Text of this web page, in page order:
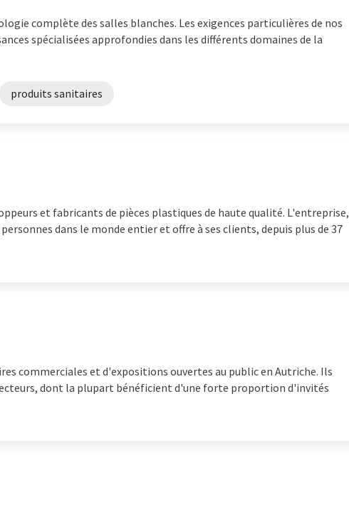
complète des salles blanches. Les exigences particulières de nos
spécialisées approfondies dans les différents domaines de la
produits sanitaires
et fabricants de pièces plastiques de haute qualité. L'entreprise,
dans le monde entier et offre à ses clients, depuis plus de 37
commerciales et d'expositions ouvertes au public en Autriche. Ils
dont la plupart bénéficient d'une forte proportion d'invités